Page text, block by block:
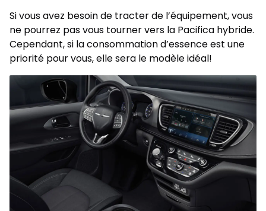
Si vous avez besoin de tracter de l’équipement, vous
ne pourrez pas vous tourner vers la Pacifica hybride.
Cependant, si la consommation d’essence est une
priorité pour vous, elle sera le modèle idéal!